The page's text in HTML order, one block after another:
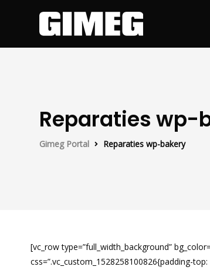
Reparaties wp-
Gimeg Portal Reparaties wp-bakery
[vc_row type=”full_width_background”
css=”.vc_custom_1528258100826{padding-